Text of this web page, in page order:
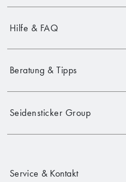
Hilfe & FAQ
Beratung & Tipps
Seidensticker Group
Service & Kontakt